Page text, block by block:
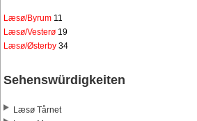
Læsø/Byrum 11
Læsø/Vesterø 19
Læsø/Østerby 34
Sehenswürdigkeiten
Læsø Tårnet